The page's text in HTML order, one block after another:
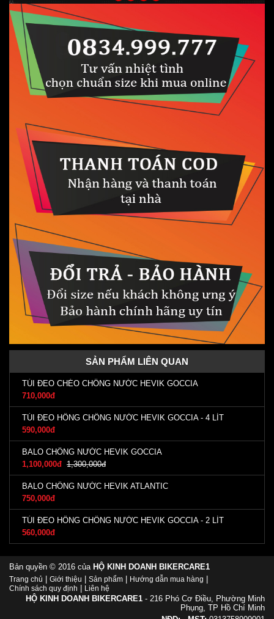
SẢN PHẨM LIÊN QUAN
TÚI ĐEO CHÉO CHỐNG NƯỚC HEVIK GOCCIA
710,000đ
TÚI ĐEO HÔNG CHỐNG NƯỚC HEVIK GOCCIA - 4 LÍT
590,000đ
BALO CHỐNG NƯỚC HEVIK GOCCIA
1,100,000đ 1,300,000đ
BALO CHỐNG NƯỚC HEVIK ATLANTIC
750,000đ
TÚI ĐEO HÔNG CHỐNG NƯỚC HEVIK GOCCIA - 2 LÍT
560,000đ
Bản quyền © 2016 của HỘ KINH DOANH BIKERCARE1
Trang chủ Giới thiệu Sản phẩm Hướng dẫn mua hàng
Chính sách quy định Liên hệ
HỘ KINH DOANH BIKERCARE1 - 216 Phó Cơ Điều, Phường Minh
Phụng, TP Hồ Chí Minh